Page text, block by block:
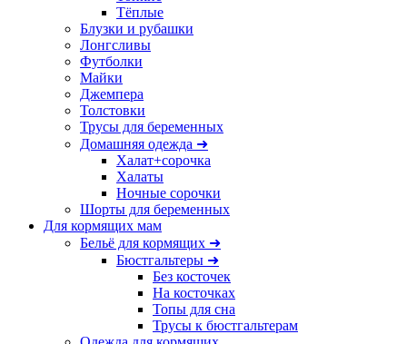
Тёплые
Блузки и рубашки
Лонгсливы
Футболки
Майки
Джемпера
Толстовки
Трусы для беременных
Домашняя одежда ➜
Халат+сорочка
Халаты
Ночные сорочки
Шорты для беременных
Для кормящих мам
Бельё для кормящих ➜
Бюстгальтеры ➜
Без косточек
На косточках
Топы для сна
Трусы к бюстгальтерам